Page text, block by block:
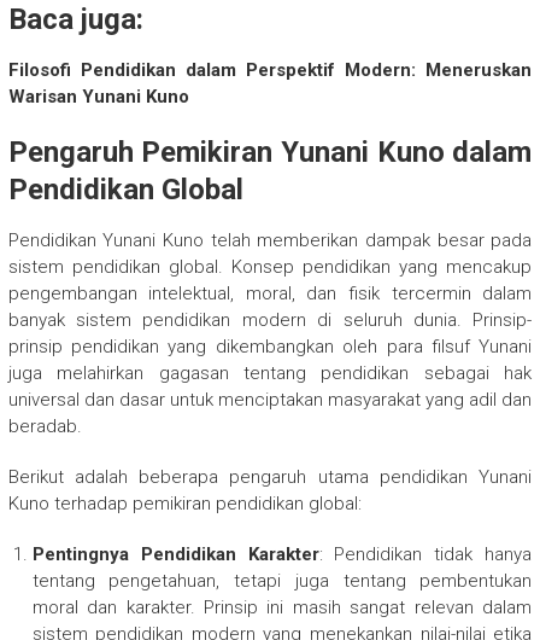
Baca juga:
Filosofi Pendidikan dalam Perspektif Modern: Meneruskan
Warisan Yunani Kuno
Pengaruh Pemikiran Yunani Kuno dalam
Pendidikan Global
Pendidikan Yunani Kuno telah memberikan dampak besar pada
sistem pendidikan global. Konsep pendidikan yang mencakup
pengembangan intelektual, moral, dan fisik tercermin dalam
banyak sistem pendidikan modern di seluruh dunia. Prinsip-
prinsip pendidikan yang dikembangkan oleh para filsuf Yunani
juga melahirkan gagasan tentang pendidikan sebagai hak
universal dan dasar untuk menciptakan masyarakat yang adil dan
beradab.
Berikut adalah beberapa pengaruh utama pendidikan Yunani
Kuno terhadap pemikiran pendidikan global:
Pentingnya Pendidikan Karakter: Pendidikan tidak hanya
tentang pengetahuan, tetapi juga tentang pembentukan
moral dan karakter. Prinsip ini masih sangat relevan dalam
sistem pendidikan modern yang menekankan nilai-nilai etika